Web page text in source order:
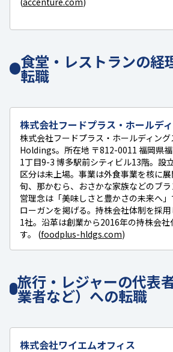
食堂・レストランの経
転職
株式会社フードプラス・ホールデ
株式会社フードプラス・ホールディン
Holdings。所在地 〒812-0011 福岡県
1丁目9-3 博多駅前シティビル13階。設
区分は未上場。事業は外食事業を核に
旬、那かむら、おさかな家族などのブ
営理念は「美味しさと豊かさの未来へ
ローガンを掲げる。持株会社体制を採
1社。沿革は創業から2016年の持株会
す。 (foodplus-hldgs.com)
旅行・レジャーの代表
業者など）への転職
株式会社ワイエムオフィス